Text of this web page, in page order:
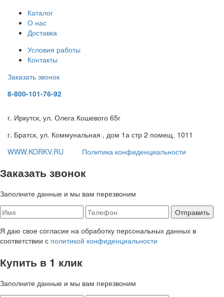
Каталог
О нас
Доставка
Условия работы
Контакты
Заказать звонок
8-800-101-76-92
г. Иркутск, ул. Олега Кошевого 65г
г. Братск, ул. Коммунальная , дом 1а стр 2 помещ. 1011
WWW.KORKV.RU
Политика конфиденциальности
Заказать звонок
Заполните данные и мы вам перезвоним
Я даю свое согласие на обработку персональных данных в
соответствии с политикой конфиденциальности
Купить в 1 клик
Заполните данные и мы вам перезвоним